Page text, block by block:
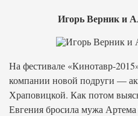
Игорь Верник и
На фестивале «Кинотавр-
компании новой подруги —
Храповицкой. Как потом
Евгения бросила мужа